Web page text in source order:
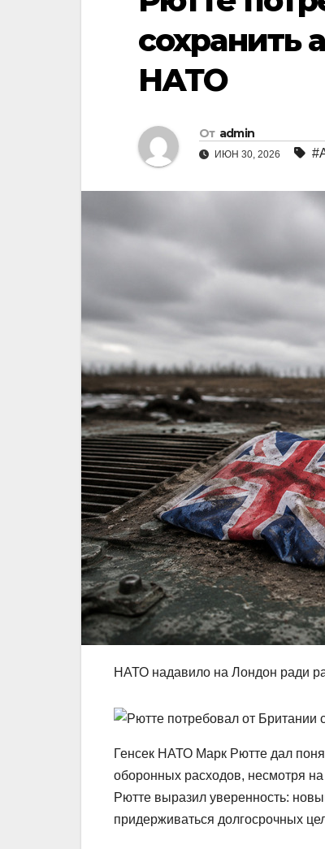
сохранить
НАТО
От admin
ИЮН 30, 2026
НАТО надавило на Лондон ради
Генсек НАТО Марк Рютте дал
оборонных расходов, несмотря
Рютте выразил уверенность:
придерживаться долгосрочных